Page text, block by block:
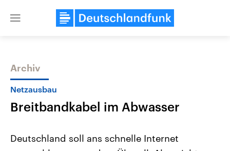
Close
Themen
Archiv
Netzausbau
Breitbandkabel im Abwasser
Deutschland soll ans schnelle Internet